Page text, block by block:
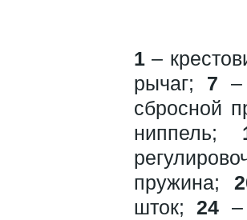
1 –
рычаг;
7 –
сбросной
ниппель;
пружина;
шток;
24 –